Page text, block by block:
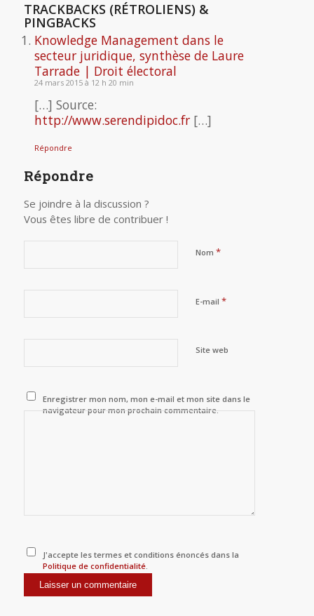
TRACKBACKS (RÉTROLIENS) &
PINGBACKS
Knowledge Management dans le
secteur juridique, synthèse de Laure
Tarrade | Droit électoral
24 mars 2015 à 12 h 20 min
[…] Source:
http://www.serendipidoc.fr[…]
Répondre
Répondre
Se joindre à la discussion ?
Vous êtes libre de contribuer !
Nom *
E-mail *
Site web
Enregistrer mon nom, mon e-mail et mon site dans le
navigateur pour mon prochain commentaire.
J'accepte les termes et conditions énoncés dans la
Politique de confidentialité.